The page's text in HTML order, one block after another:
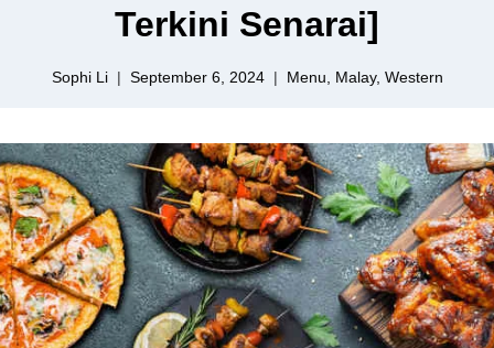
Terkini Senarai]
Sophi Li September 6, 2024 Menu Malay, Western